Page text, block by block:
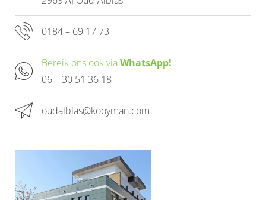
0184 – 69 17 73
Bereik ons ook viaWhatsApp!
06 – 30 51 36 18
oudalblas@kooyman.com